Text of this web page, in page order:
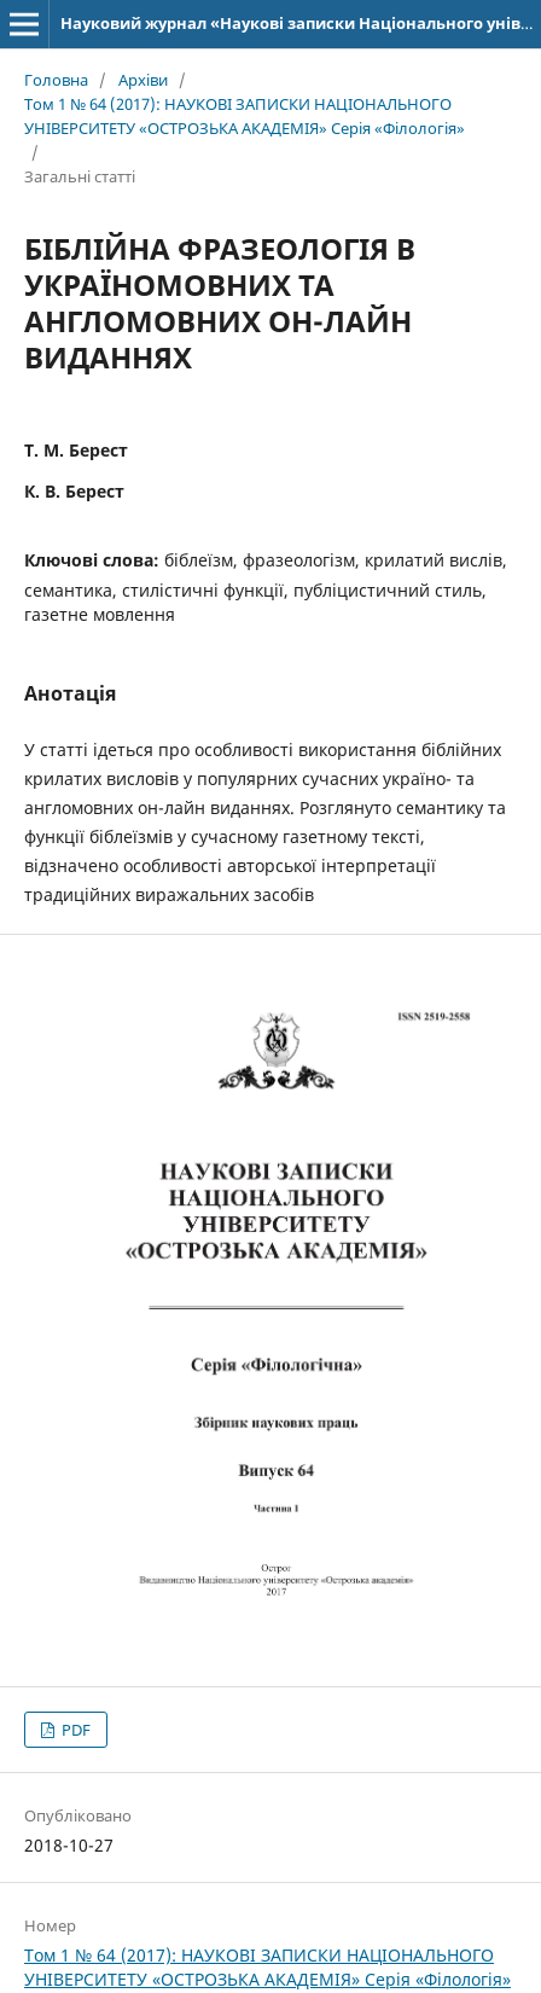
Науковий журнал «Наукові записки Національного університету «Острозька академія»: серія «Філологія»
Головна / Архіви /
Том 1 № 64 (2017): НАУКОВІ ЗАПИСКИ НАЦІОНАЛЬНОГО
УНІВЕРСИТЕТУ «ОСТРОЗЬКА АКАДЕМІЯ» Серія «Філологія»
/
Загальні статті
БІБЛІЙНА ФРАЗЕОЛОГІЯ В
УКРАЇНОМОВНИХ ТА
АНГЛОМОВНИХ ОН-ЛАЙН
ВИДАННЯХ
Т. М. Берест
К. В. Берест
Ключові слова: біблеїзм, фразеологізм, крилатий вислів,
семантика, стилістичні функції, публіцистичний стиль,
газетне мовлення
Анотація
У статті ідеться про особливості використання біблійних
крилатих висловів у популярних сучасних україно- та
англомовних он-лайн виданнях. Розглянуто семантику та
функції біблеїзмів у сучасному газетному тексті,
відзначено особливості авторської інтерпретації
традиційних виражальних засобів
PDF
Опубліковано
2018-10-27
Номер
Том 1 № 64 (2017): НАУКОВІ ЗАПИСКИ НАЦІОНАЛЬНОГО
УНІВЕРСИТЕТУ «ОСТРОЗЬКА АКАДЕМІЯ» Серія «Філологія»